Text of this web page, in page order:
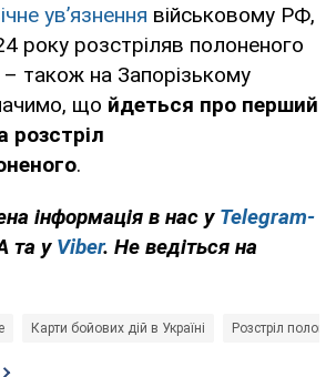
ув’язнення військовому РФ,
року розстріляв полоненого
також на Запорізькому
що йдеться про перший
розстріл
.
інформація в нас у Telegram-
та у Viber. Не ведіться на
Карти бойових дій в Україні Розстріл